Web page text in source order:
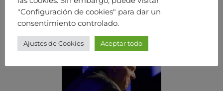
"Configuración de cookies" para dar un
consentimiento controlado.
Ajustes de Cookies Aceptar todo